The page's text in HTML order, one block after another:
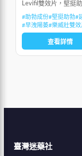
Levifil雙效片，堅挺
早洩陽萎雙效合一 (特
效)，3小時延時藥效
值
#助勃成份#堅挺助勃#
#早洩陽萎#樂威壯雙效
查看詳情
臺灣迷藥社